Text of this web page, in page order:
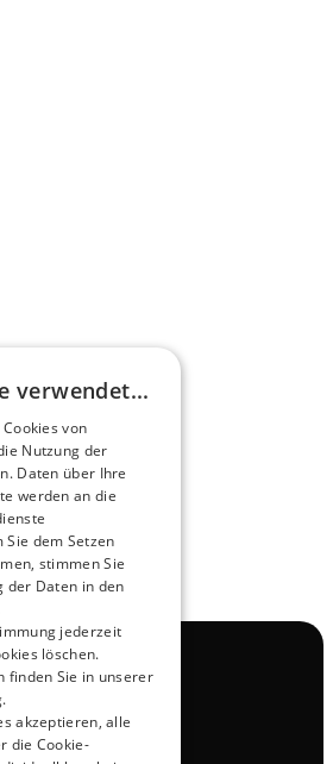
View All
Navigation
Kontakt
Probefahrt
verwendet...
von
Nutzung der
Daten über Ihre
werden an die
dem Setzen
stimmen Sie
der Daten in den
jederzeit
löschen.
finden Sie in unserer
akzeptieren, alle
die Cookie-